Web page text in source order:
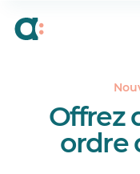
Offrez
ordre
conventions
Réponses à vos